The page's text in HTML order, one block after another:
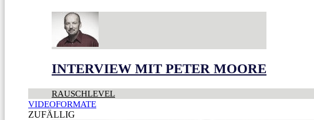
INTERVIEW MIT PETER MOORE
RAUSCHLEVEL
VIDEOFORMATE
ZUFÄLLIG